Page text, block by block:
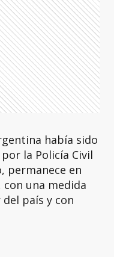
había sido
la Policía Civil
permanece en
con una medida
país y con